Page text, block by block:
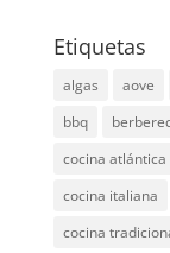
Etiquetas
algas aove
bbq
cocina atlántica
cocina italiana
cocina